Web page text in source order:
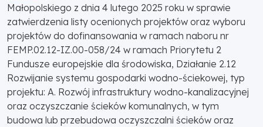
Małopolskiego z dnia 4 lutego 2025 roku w sprawie
zatwierdzenia listy ocenionych projektów oraz wyboru
projektów do dofinansowania w ramach naboru nr
FEMP.02.12-IZ.00-058/24 w ramach Priorytetu 2
Fundusze europejskie dla środowiska, Działanie 2.12
Rozwijanie systemu gospodarki wodno-ściekowej, typ
projektu: A. Rozwój infrastruktury wodno-kanalizacyjnej
oraz oczyszczanie ścieków komunalnych, w tym
budowa lub przebudowa oczyszczalni ścieków oraz